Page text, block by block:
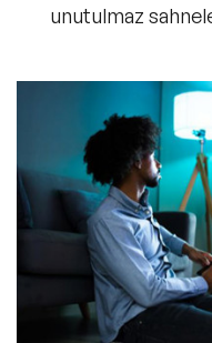
unutulmaz